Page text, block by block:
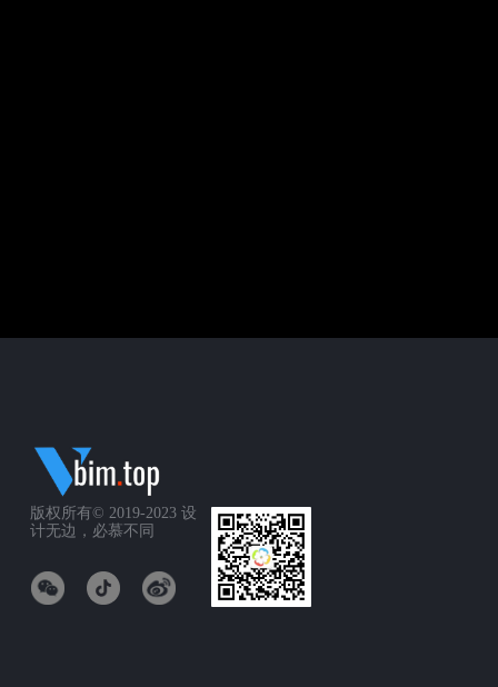
版权所有© 2019-2023 设
计无边，必慕不同